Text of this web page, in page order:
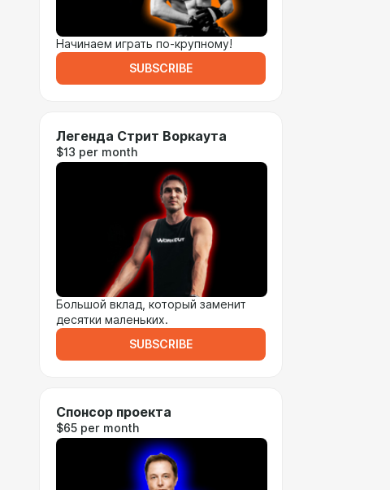
Начинаем играть по-крупному!
SUBSCRIBE
Легенда Стрит Воркаута
$13 per month
Большой вклад, который заменит
десятки маленьких.
SUBSCRIBE
Спонсор проекта
$65 per month